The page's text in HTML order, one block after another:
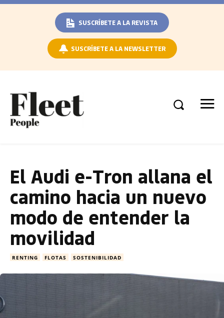
SUSCRÍBETE A LA REVISTA
SUSCRÍBETE A LA NEWSLETTER
El Audi e-Tron allana el
camino hacia un nuevo
modo de entender la
movilidad
RENTING FLOTAS SOSTENIBILIDAD